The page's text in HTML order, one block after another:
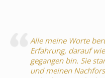
Alle meine Worte
Erfahrung, darauf
gegangen bin. Sie
und meinen